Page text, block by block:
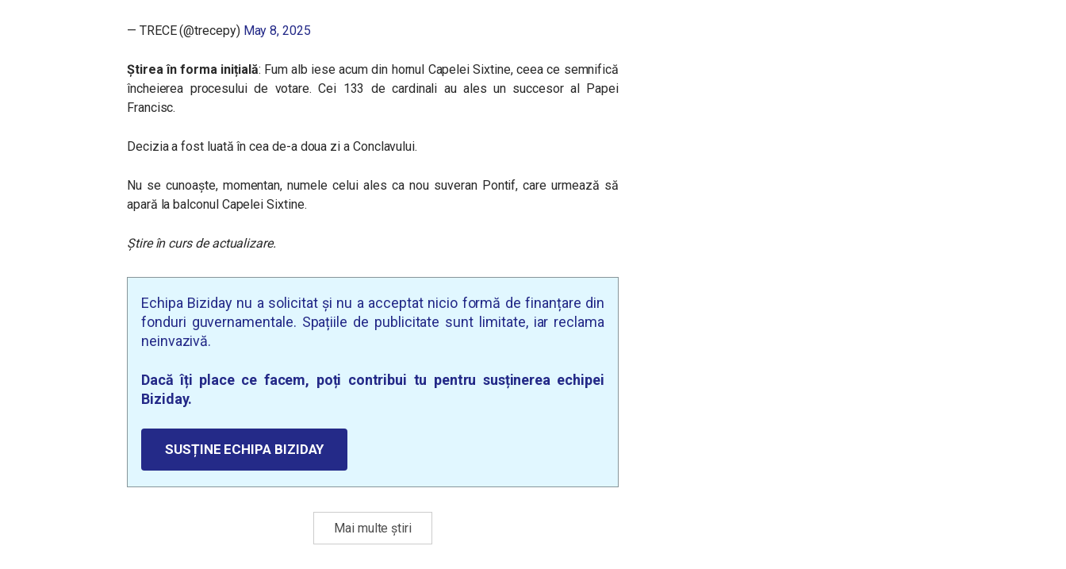
— TRECE (@trecepy) May 8, 2025
Știrea în forma inițială: Fum alb iese acum din hornul Capelei Sixtine, ceea ce semnifică
încheierea procesului de votare. Cei 133 de cardinali au ales un succesor al Papei
Francisc.
Decizia a fost luată în cea de-a doua zi a Conclavului.
Nu se cunoaște, momentan, numele celui ales ca nou suveran Pontif, care urmează să
apară la balconul Capelei Sixtine.
Știre în curs de actualizare.
Echipa Biziday nu a solicitat și nu a acceptat nicio formă de finanțare din
fonduri guvernamentale. Spațiile de publicitate sunt limitate, iar reclama
neinvazivă.
Dacă îți place ce facem, poți contribui tu pentru susținerea echipei
Biziday.
SUSȚINE ECHIPA BIZIDAY
Mai multe știri